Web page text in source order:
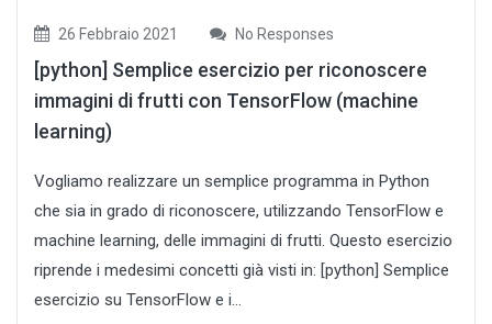
26 Febbraio 2021 No Responses
[python] Semplice esercizio per riconoscere
immagini di frutti con TensorFlow (machine
learning)
Vogliamo realizzare un semplice programma in Python
che sia in grado di riconoscere, utilizzando TensorFlow e
machine learning, delle immagini di frutti. Questo esercizio
riprende i medesimi concetti già visti in: [python] Semplice
esercizio su TensorFlow e i...